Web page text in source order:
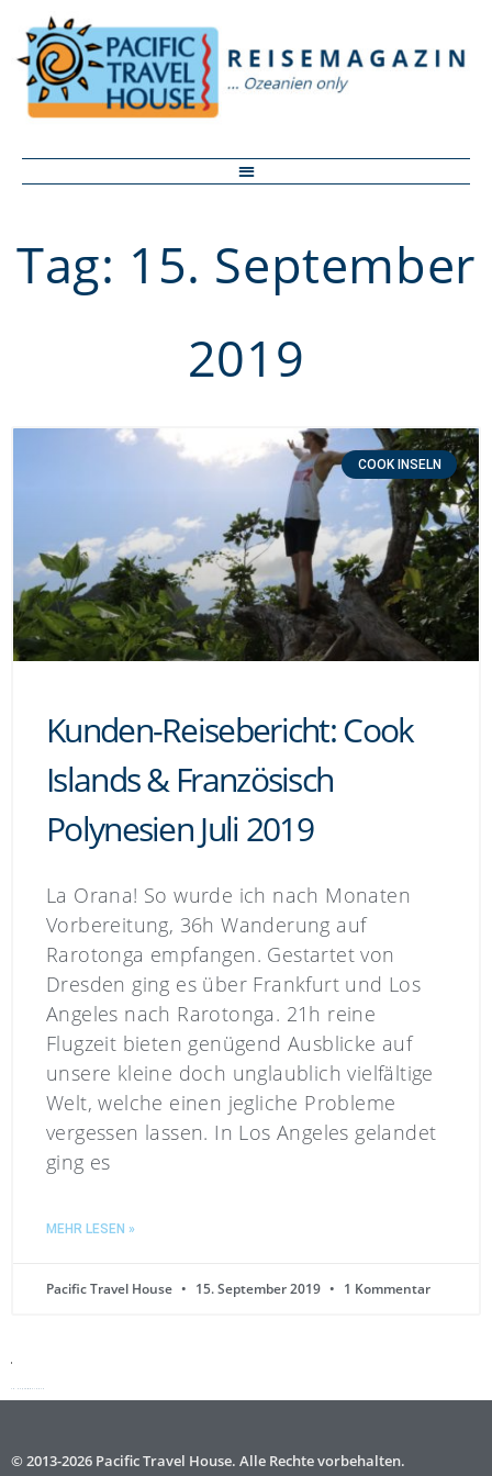
Tag: 15. September
2019
COOK INSELN
Kunden-Reisebericht: Cook
Islands & Französisch
Polynesien Juli 2019
La Orana! So wurde ich nach Monaten
Vorbereitung, 36h Wanderung auf
Rarotonga empfangen. Gestartet von
Dresden ging es über Frankfurt und Los
Angeles nach Rarotonga. 21h reine
Flugzeit bieten genügend Ausblicke auf
unsere kleine doch unglaublich vielfältige
Welt, welche einen jegliche Probleme
vergessen lassen. In Los Angeles gelandet
ging es
MEHR LESEN »
Pacific Travel House 15. September 2019 1 Kommentar
© 2013-2026 Pacific Travel House. Alle Rechte vorbehalten.